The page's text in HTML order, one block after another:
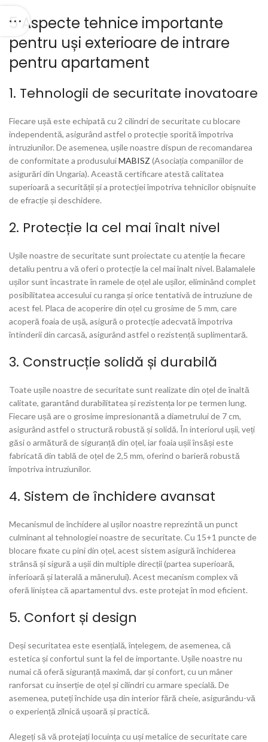
5 Aspecte tehnice importante
pentru uși exterioare de intrare
pentru apartament
1. Tehnologii de securitate inovatoare
Fiecare ușă este echipată cu 2 cilindri de securitate cu blocare
independentă, asigurând astfel o protecție sporită împotriva
intruziunilor. De asemenea, ușile noastre dispun de recomandarea
de conformitate a produsuluiMABISZ (Asociația companiilor de
asigurări din Ungaria). Această certificare atestă calitatea
superioară a securității și a protecției împotriva tehnicilor obișnuite
de efracție și deschidere.
2. Protecție la cel mai înalt nivel
Ușile noastre de securitate sunt proiectate cu atenție la fiecare
detaliu pentru a vă oferi o protecție la cel mai înalt nivel. Balamalele
ușilor sunt încastrate în ramele de oțel ale ușilor, eliminând complet
posibilitatea accesului cu ranga și orice tentativă de intruziune de
acest fel. Placa de acoperire din oțel cu grosime de 5 mm, care
acoperă foaia de ușă, asigură o protecție adecvată împotriva
întinderii din carcasă, asigurând astfel o rezistență suplimentară.
3. Construcție solidă și durabilă
Toate ușile noastre de securitate sunt realizate din oțel de înaltă
calitate, garantând durabilitatea și rezistența lor pe termen lung.
Fiecare ușă are o grosime impresionantă a diametrului de 7 cm,
asigurând astfel o structură robustă și solidă. În interiorul ușii, veți
găsi o armătură de siguranță din oțel, iar foaia ușii însăși este
fabricată din tablă de oțel de 2,5 mm, oferind o barieră robustă
împotriva intruziunilor.
4. Sistem de închidere avansat
Mecanismul de închidere al ușilor noastre reprezintă un punct
culminant al tehnologiei noastre de securitate. Cu 15+1 puncte de
blocare fixate cu pini din oțel, acest sistem asigură închiderea
strânsă și sigură a ușii din multiple direcții (partea superioară,
inferioară și laterală a mânerului). Acest mecanism complex vă
oferă liniștea că apartamentul dvs. este protejat în mod eficient.
5. Confort și design
Deși securitatea este esențială, înțelegem, de asemenea, că
estetica și confortul sunt la fel de importante. Ușile noastre nu
numai că oferă siguranță maximă, dar și confort, cu un mâner
ranforsat cu inserție de oțel și cilindri cu armare specială. De
asemenea, puteți închide ușa din interior fără cheie, asigurându-vă
o experiență zilnică ușoară și practică.
Alegeți să vă protejați locuința cu uși metalice de securitate care